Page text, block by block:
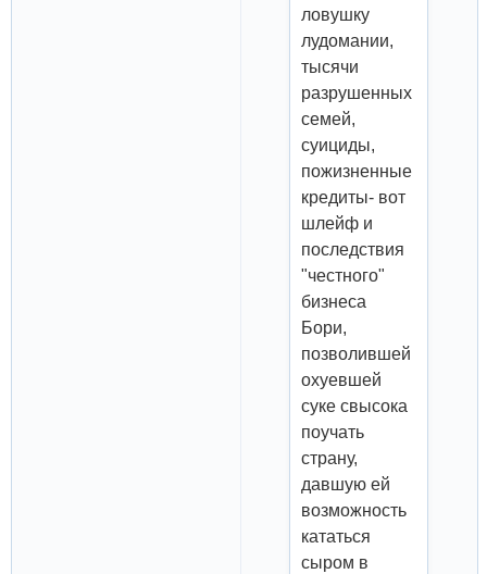
ловушку
лудомании,
тысячи
разрушенных
семей,
суициды,
пожизненные
кредиты- вот
шлейф и
последствия
"честного"
бизнеса
Бори,
позволившей
охуевшей
суке свысока
поучать
страну,
давшую ей
возможность
кататься
сыром в